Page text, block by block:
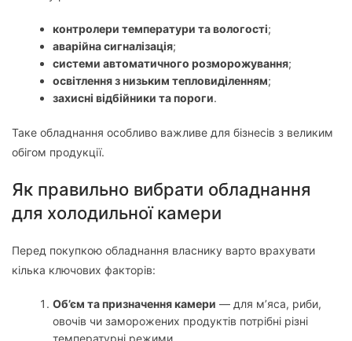
контролери температури та вологості;
аварійна сигналізація;
системи автоматичного розморожування;
освітлення з низьким тепловиділенням;
захисні відбійники та пороги.
Таке обладнання особливо важливе для бізнесів з великим
обігом продукції.
Як правильно вибрати обладнання
для холодильної камери
Перед покупкою обладнання власнику варто врахувати
кілька ключових факторів:
Об’єм та призначення камери — для м’яса, риби,
овочів чи заморожених продуктів потрібні різні